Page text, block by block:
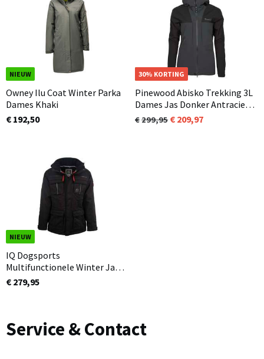
NIEUW
Owney Ilu Coat Winter Parka
Dames Khaki
€ 192,50
NIEUW
30% KORTING
Pinewood Abisko Trekking 3L
Dames Jas Donker Antraciet /
Zwart (446)
299,95 209,97
NIEUW
IQ Dogsports
Multifunctionele Winter Jas
Unisex 3.0 Zwart
€ 279,95
Service & Contact